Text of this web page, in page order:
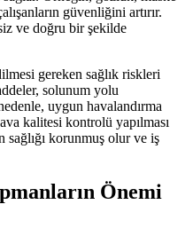
güvenliğini artırır.
ve doğru bir şekilde
gereken sağlık riskleri
solunum yolu
uygun havalandırma
kalitesi kontrolü yapılması
sağlığı korunmuş olur ve iş
Önemi